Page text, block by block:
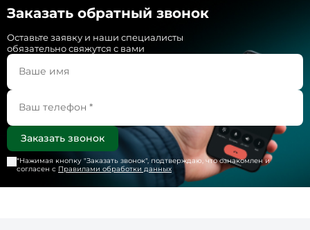
Заказать обратный звонок
Оставьте заявку и наши специалисты
обязательно свяжутся с вами
*Нажимая кнопку "Заказать звонок", подтверждаю, что ознакомлен и
согласен с Правилами обработки данных